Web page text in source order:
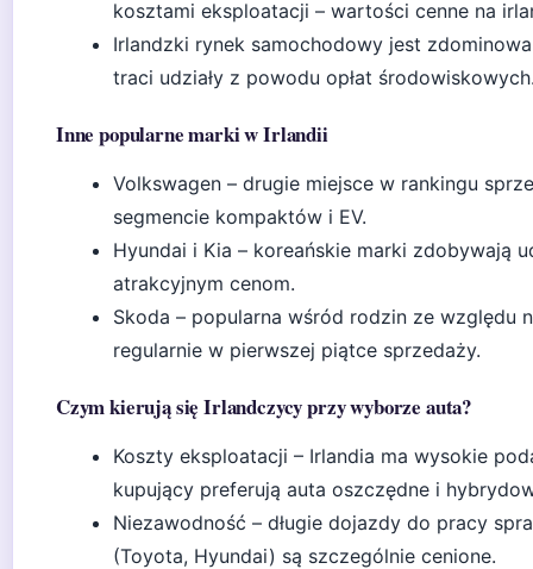
kosztami eksploatacji – wartości cenne na
Irlandzki rynek samochodowy jest
traci udziały z powodu opłat
Inne popularne marki w Irlandii
Volkswagen – drugie miejsce w rankingu
segmencie kompaktów i EV.
Hyundai i Kia – koreańskie marki zdobywają
atrakcyjnym cenom.
Skoda – popularna wśród rodzin ze względu
regularnie w pierwszej piątce sprzedaży.
Czym kierują się Irlandczycy przy wyborze auta?
Koszty eksploatacji – Irlandia ma wysokie
kupujący preferują auta oszczędne i
Niezawodność – długie dojazdy do pracy
(Toyota, Hyundai) są szczególnie cenione.